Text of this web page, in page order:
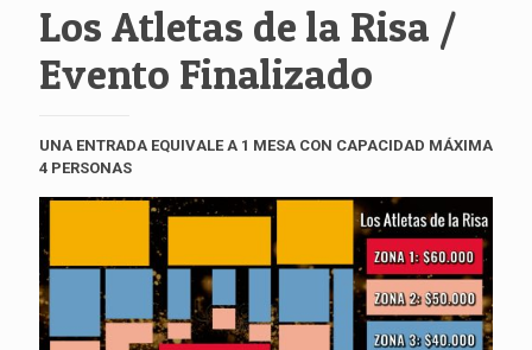
Los Atletas de la Risa /
Evento Finalizado
UNA ENTRADA EQUIVALE A 1 MESA CON CAPACIDAD MÁXIMA
4 PERSONAS